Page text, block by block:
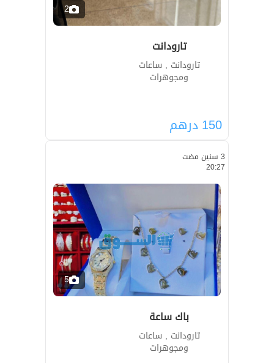
2
تارودانت
تارودانت , ساعات
ومجوهرات
150درهم
3 سنين مضت
20:27
5
باك ساعة
تارودانت , ساعات
ومجوهرات